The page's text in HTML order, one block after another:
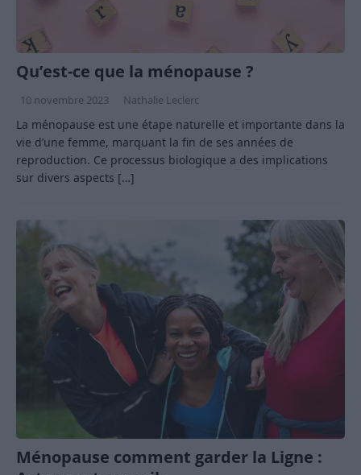
Qu’est-ce que la ménopause ?
10 novembre 2023 Nathalie Leclerc
La ménopause est une étape naturelle et importante dans la
vie d’une femme, marquant la fin de ses années de
reproduction. Ce processus biologique a des implications
sur divers aspects […]
Ménopause comment garder la Ligne :